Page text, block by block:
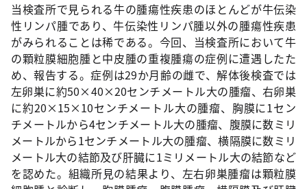
当検査所で見られる牛の腫瘍性疾患のほとんどが牛伝染
性リンパ腫であり、牛伝染性リンパ腫以外の腫瘍性疾患
がみられることは稀である。今回、当検査所において牛
の顆粒膜細胞腫と中皮腫の重複腫瘍の症例に遭遇したた
め、報告する。症例は29か月齢の雌で、解体後検査では
左卵巣に約50×40×20センチメートル大の腫瘤、右卵巣
に約20×15×10センチメートル大の腫瘤、胸膜に1セン
チメートルから4センチメートル大の腫瘤、腹膜に数ミリ
メートルから1センチメートル大の腫瘤、横隔膜に数ミリ
メートル大の結節及び肝臓に1ミリメートル大の結節など
を認めた。組織所見の結果より、左右卵巣腫瘤は顆粒膜